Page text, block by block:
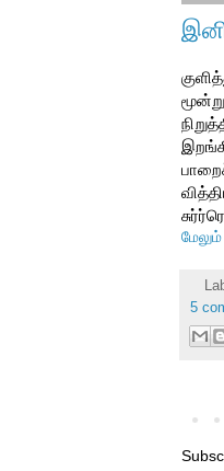
மேலும்
5